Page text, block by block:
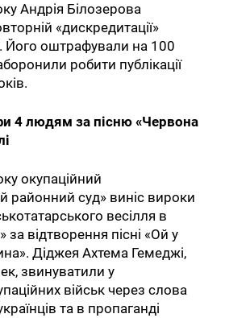
Андрія Білозерова
«дискредитації»
Його оштрафували на 100
робити публікації
4 людям за пісню «Червона
окупаційний
районний суд» виніс вироки
весілля в
за відтворення пісні «Ой у
Діджея Ахтема Гемеджі,
звинуватили у
військ через слова
та в пропаганді